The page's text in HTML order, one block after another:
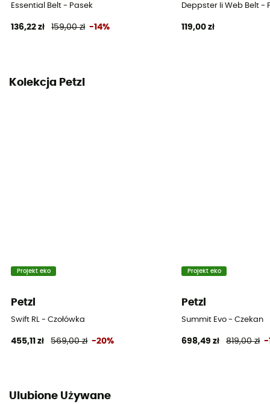
Essential Belt - Pasek
136,22 zł 159,00 zł -14%
Deppster Ii Web Belt -
119,00 zł
Kolekcja Petzl
Projekt eko
Petzl
Swift RL - Czołówka
455,11 zł 569,00 zł -20%
Projekt eko
Petzl
Summit Evo - Czekan
698,49 zł 819,00 zł -
Ulubione Używane